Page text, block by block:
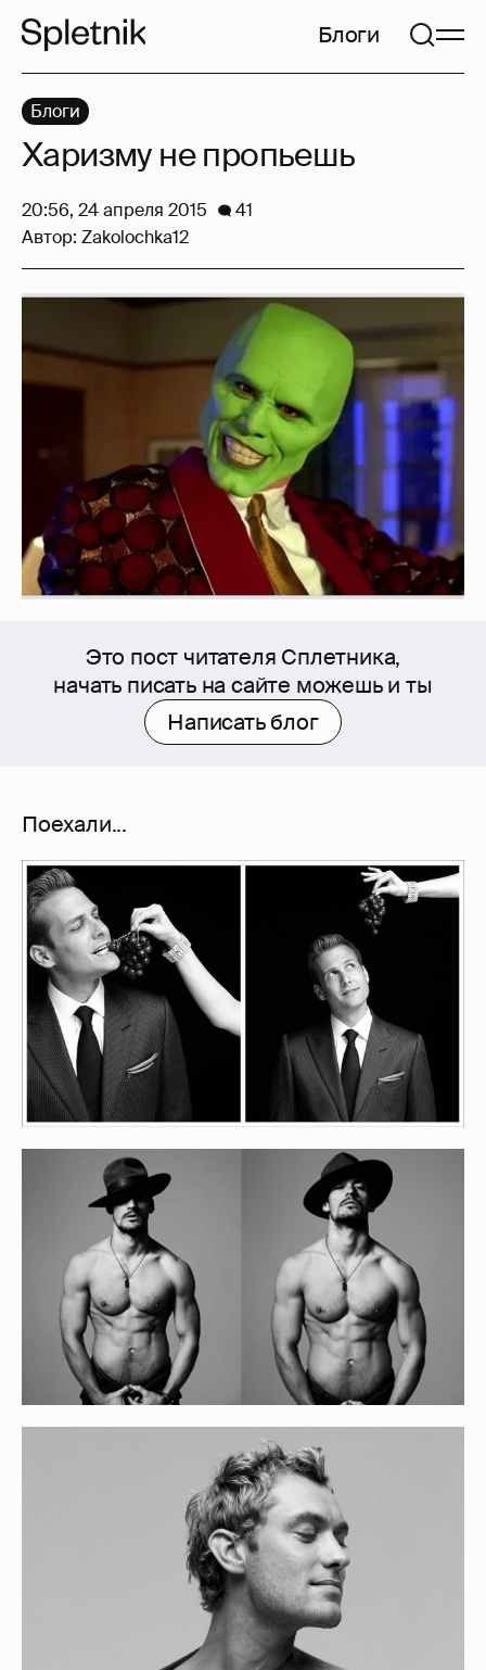
Блоги
Это пост читателя Сплетника,
начать писать на сайте можешь и ты
Написать блог
Поехали...
Блоги
Харизму не пропьешь
20:56, 24 апреля 2015
41
Автор: Zakolochka12